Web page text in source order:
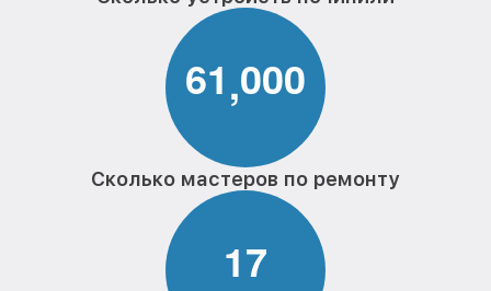
61,000
Сколько мастеров по ремонту
17